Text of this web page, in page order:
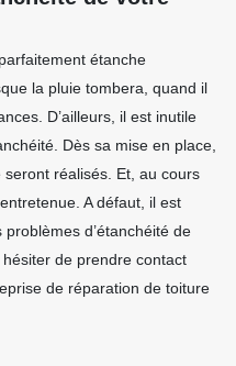
étanche
la pluie tombera, quand il
D’ailleurs, il est inutile
Dès sa mise en place,
seront réalisés. Et, au cours
A défaut, il est
d’étanchéité de
de prendre contact
de réparation de toiture